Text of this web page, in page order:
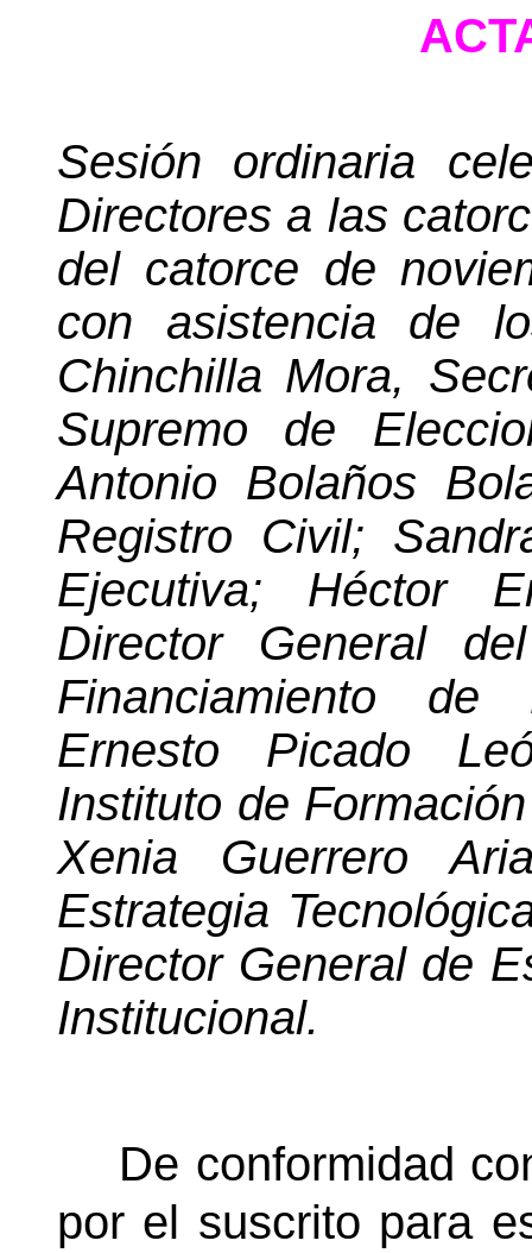
Sesión ordinaria
Directores a las
del catorce de
con asistencia de
Chinchilla Mora,
Supremo de
Antonio Bolaños
Registro Civil;
Ejecutiva; Héctor
Director General
Financiamiento de
Ernesto Picado
Instituto de
Xenia Guerrero
Estrategia
Director General de
Institucional.
De conformidad
por el suscrito para